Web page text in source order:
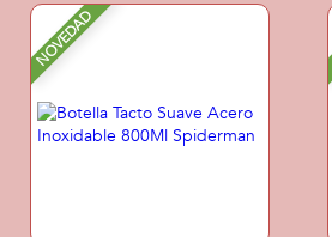
NOVEDAD